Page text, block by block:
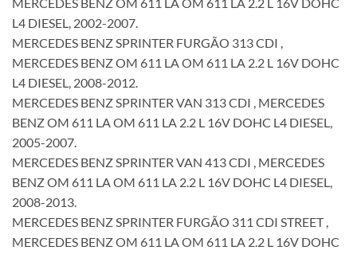
L4 DIESEL, 2002-2007.
MERCEDES BENZ SPRINTER FURGÃO 313 CDI ,
MERCEDES BENZ OM 611 LA OM 611 LA 2.2 L 16V DOHC
L4 DIESEL, 2008-2012.
MERCEDES BENZ SPRINTER VAN 313 CDI , MERCEDES
BENZ OM 611 LA OM 611 LA 2.2 L 16V DOHC L4 DIESEL,
2005-2007.
MERCEDES BENZ SPRINTER VAN 413 CDI , MERCEDES
BENZ OM 611 LA OM 611 LA 2.2 L 16V DOHC L4 DIESEL,
2008-2013.
MERCEDES BENZ SPRINTER FURGÃO 311 CDI STREET ,
MERCEDES BENZ OM 611 LA OM 611 LA 2.2 L 16V DOHC